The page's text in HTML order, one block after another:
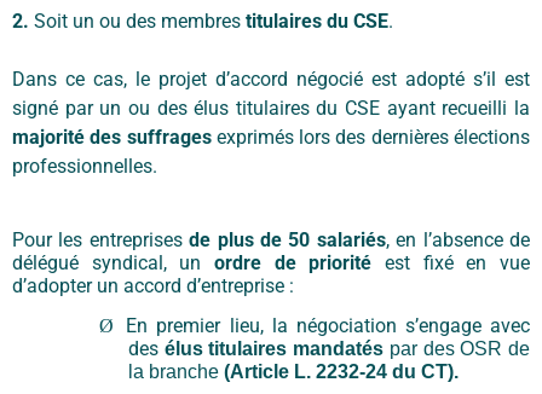
2. Soit un ou des membres titulaires du CSE.
Dans ce cas, le projet d’accord négocié est adopté s’il est
signé par un ou des élus titulaires du CSE ayant recueilli la
majorité des suffragesexprimés lors des dernières élections
professionnelles.
Pour les entreprisesde plus de 50 salariés, en l’absence de
délégué syndical, un ordre de priorité est fixé en vue
d’adopter un accord d’entreprise :
Ø
En premier lieu, la négociation s’engage avec
des élus titulaires mandatés par des OSR de
la branche (Article L. 2232-24 du CT).